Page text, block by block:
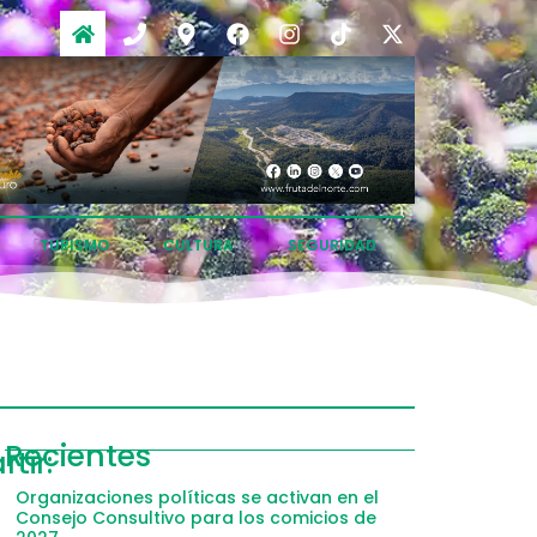
TURISMO CULTURA SEGURIDAD
Recientes
Organizaciones políticas se activan en el
Consejo Consultivo para los comicios de